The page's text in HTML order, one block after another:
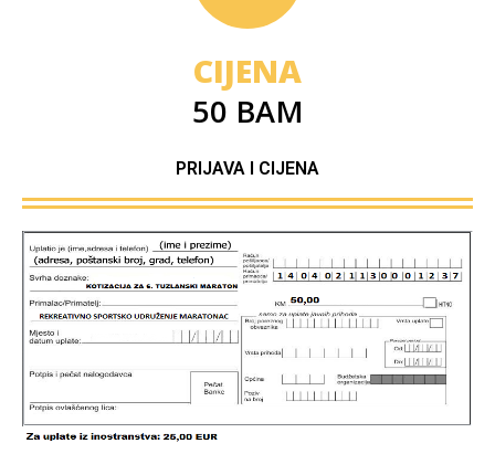
CIJENA
50 BAM
PRIJAVA I CIJENA